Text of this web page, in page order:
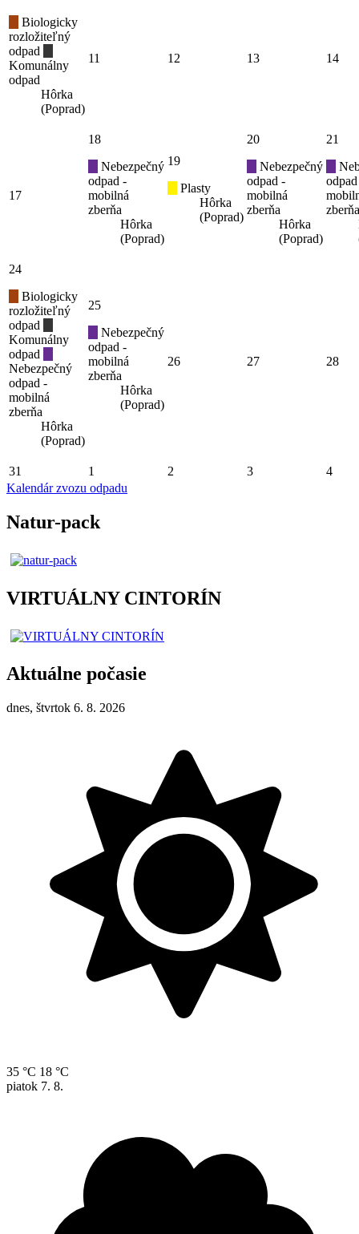
Biologicky
rozložiteľný
odpad
Komunálny
odpad
Hôrka
(Poprad)
11 12 13 14
17
18
Nebezpečný
odpad -
mobilná
zberňa
Hôrka
(Poprad)
19
Plasty
Hôrka
(Poprad)
20
Nebezpečný
odpad -
mobilná
zberňa
Hôrka
(Poprad)
21
zberňa
24
Biologicky
rozložiteľný
odpad
Komunálny
odpad
Nebezpečný
odpad -
mobilná
zberňa
Hôrka
(Poprad)
25
Nebezpečný
odpad -
mobilná
zberňa
Hôrka
(Poprad)
26 27 28
31 1 2 3
4
Kalendár zvozu odpadu
Natur-pack
VIRTUÁLNY CINTORÍN
Aktuálne počasie
dnes, štvrtok 6. 8. 2026
35 °C 18 °C
piatok 7. 8.